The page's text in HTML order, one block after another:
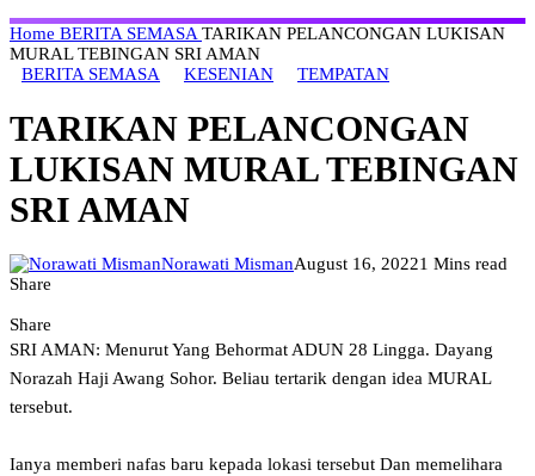
Home BERITA SEMASA TARIKAN PELANCONGAN LUKISAN
MURAL TEBINGAN SRI AMAN
BERITA SEMASA
KESENIAN TEMPATAN
TARIKAN PELANCONGAN
LUKISAN MURAL TEBINGAN
SRI AMAN
Norawati MismanAugust 16, 20221 Mins read
Share
Share
SRI AMAN: Menurut Yang Behormat ADUN 28 Lingga. Dayang
Norazah Haji Awang Sohor. Beliau tertarik dengan idea MURAL
tersebut.
Ianya memberi nafas baru kepada lokasi tersebut Dan memelihara